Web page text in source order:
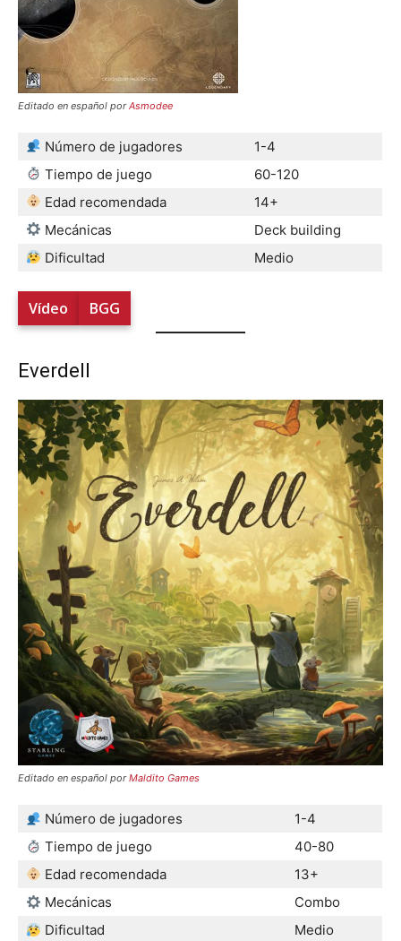
Editado en español porAsmodee
Número de jugadores
1-4
Tiempo de juego
60-120
Edad recomendada
14+
Mecánicas
Deck building
Dificultad
Medio
Vídeo BGG
Everdell
Editado en español porMaldito Games
Número de jugadores
1-4
Tiempo de juego
40-80
Edad recomendada
13+
Mecánicas
Combo
Dificultad
Medio